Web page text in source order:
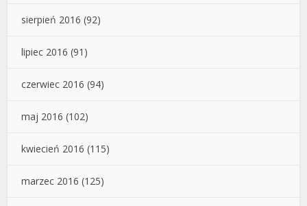
sierpień 2016 (92)
lipiec 2016 (91)
czerwiec 2016 (94)
maj 2016 (102)
kwiecień 2016 (115)
marzec 2016 (125)